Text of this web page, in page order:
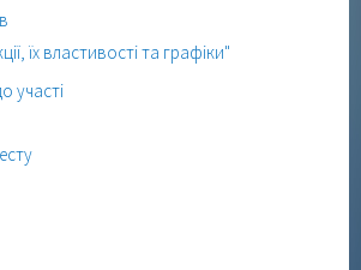
їх властивості та графіки"
участі